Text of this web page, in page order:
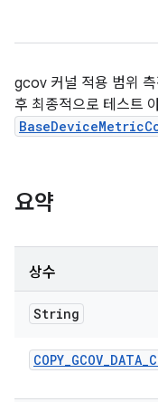
gcov 커널 적용 범위
후 최종적으로 테스트
요약
상수
String
COPY_GCOV_DATA_